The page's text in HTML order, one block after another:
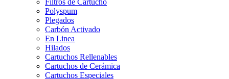
Filtros de Cartucho
Polyspum
Plegados
Carbón Activado
En Linea
Hilados
Cartuchos Rellenables
Cartuchos de Cerámica
Cartuchos Especiales